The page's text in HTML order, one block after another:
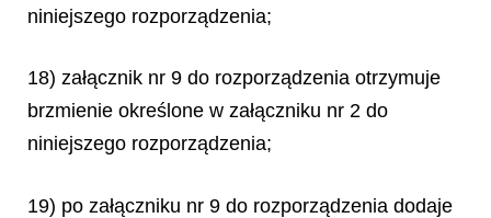
niniejszego rozporządzenia;
18) załącznik nr 9 do rozporządzenia otrzymuje
brzmienie określone w załączniku nr 2 do
niniejszego rozporządzenia;
19) po załączniku nr 9 do rozporządzenia dodaje